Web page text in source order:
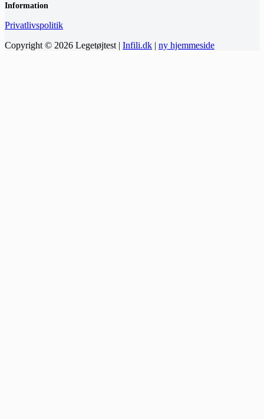
Information
Privatlivspolitik
Copyright © 2026 Legetøjtest | Infili.dk | ny hjemmeside